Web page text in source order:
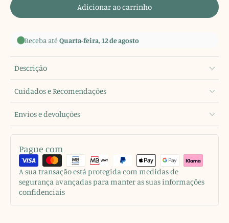
Adicionar ao carrinho
Receba atéQuarta-feira, 12 de agosto
Descrição
Cuidados e Recomendações
Envios e devoluções
Pague com
A sua transação está protegida com medidas de
segurança avançadas para manter as suas informações
confidenciais